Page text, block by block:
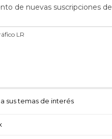
de nuevas suscripciones de
LR
sus temas de interés